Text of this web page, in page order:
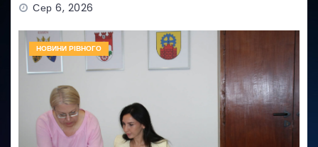
Сер 6, 2026
НОВИНИ РІВНОГО